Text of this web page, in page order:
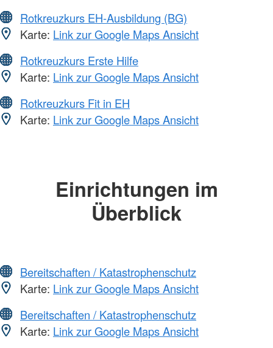
Rotkreuzkurs EH-Ausbildung (BG)
Karte: Link zur Google Maps Ansicht
Rotkreuzkurs Erste Hilfe
Karte: Link zur Google Maps Ansicht
Rotkreuzkurs Fit in EH
Karte: Link zur Google Maps Ansicht
Einrichtungen im
Überblick
Bereitschaften / Katastrophenschutz
Karte: Link zur Google Maps Ansicht
Bereitschaften / Katastrophenschutz
Karte: Link zur Google Maps Ansicht